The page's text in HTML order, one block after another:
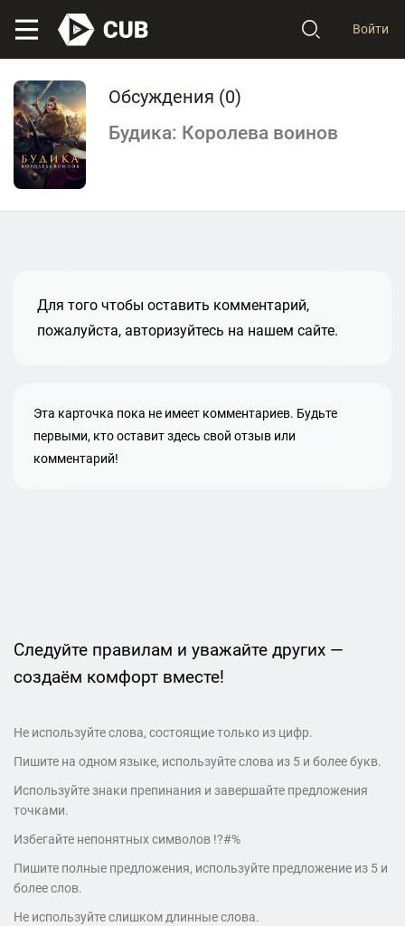
Войти
Обсуждения (0)
Будика: Королева воинов
Для того чтобы оставить комментарий,
пожалуйста, авторизуйтесь на нашем сайте.
Эта карточка пока не имеет комментариев. Будьте
первыми, кто оставит здесь свой отзыв или
комментарий!
Следуйте правилам и уважайте других —
создаём комфорт вместе!
Не используйте слова, состоящие только из цифр.
Пишите на одном языке, используйте слова из 5 и более букв.
Используйте знаки препинания и завершайте предложения
точками.
Избегайте непонятных символов !?#%
Пишите полные предложения, используйте предложение из 5 и
более слов.
Не используйте слишком длинные слова.